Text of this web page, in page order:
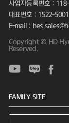
사업자등록번호 :
대표번호 : 1522-5001
E-mail :
Copyright © HD
Reserved.